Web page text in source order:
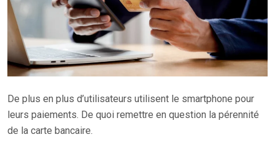
De plus en plus d’utilisateurs utilisent le smartphone pour
leurs paiements. De quoi remettre en question la pérennité
de la carte bancaire.